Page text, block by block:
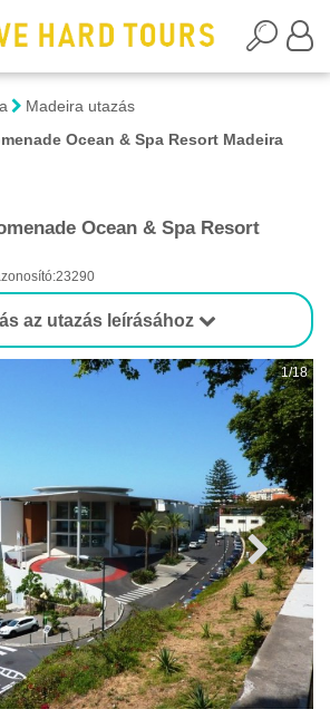
Madeira utazás
Ocean & Spa Resort Madeira
Ocean & Spa Resort
az utazás leírásához
1/18